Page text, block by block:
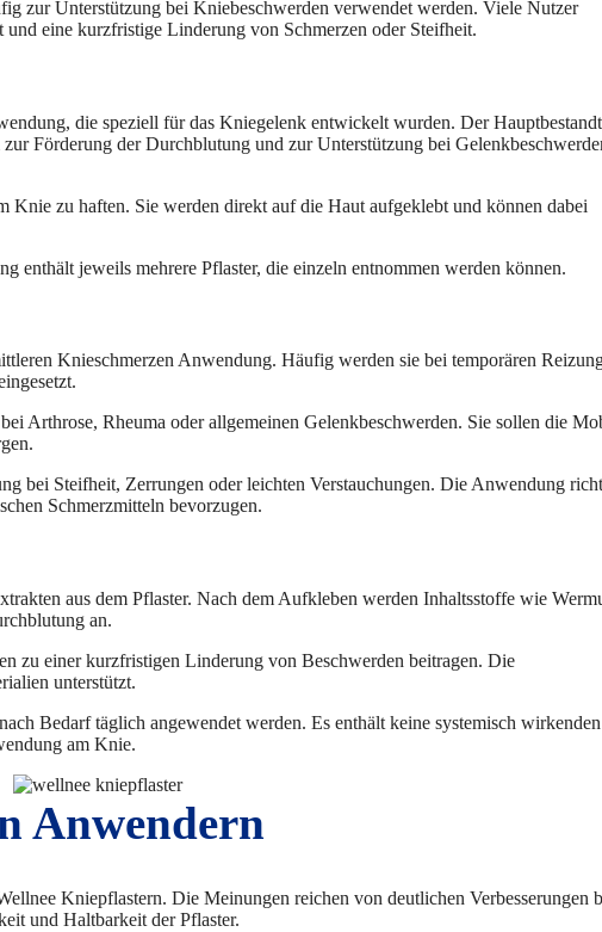
zur Unterstützung bei Kniebeschwerden verwendet werden. Viele Nutzer
eine kurzfristige Linderung von Schmerzen oder Steifheit.
die speziell für das Kniegelenk entwickelt wurden. Der
Förderung der Durchblutung und zur Unterstützung bei
Knie zu haften. Sie werden direkt auf die Haut aufgeklebt und können dabei
enthält jeweils mehrere Pflaster, die einzeln entnommen werden können.
Knieschmerzen Anwendung. Häufig werden sie bei temporären
Arthrose, Rheuma oder allgemeinen Gelenkbeschwerden. Sie sollen die
bei Steifheit, Zerrungen oder leichten Verstauchungen. Die Anwendung
Schmerzmitteln bevorzugen.
aus dem Pflaster. Nach dem Aufkleben werden Inhaltsstoffe wie
an.
zu einer kurzfristigen Linderung von Beschwerden beitragen. Die
unterstützt.
Bedarf täglich angewendet werden. Es enthält keine systemisch wirkenden
am Knie.
Anwendern
Kniepflastern. Die Meinungen reichen von deutlichen Verbesserungen
und Haltbarkeit der Pflaster.